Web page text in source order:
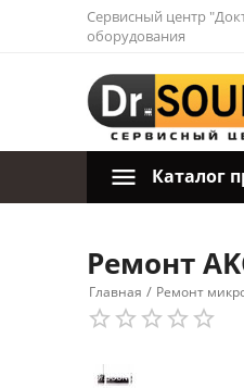
Сервисный центр
оборудования
Каталог
Ремонт
Главная / Ремонт